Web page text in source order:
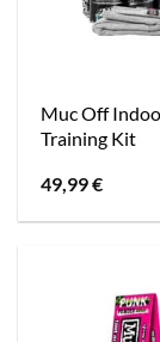
Muc Off
Training Kit
49,99€